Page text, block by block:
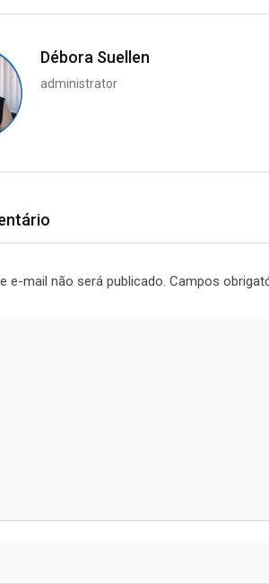
Débora Suellen
administrator
e-mail não será publicado. Campos